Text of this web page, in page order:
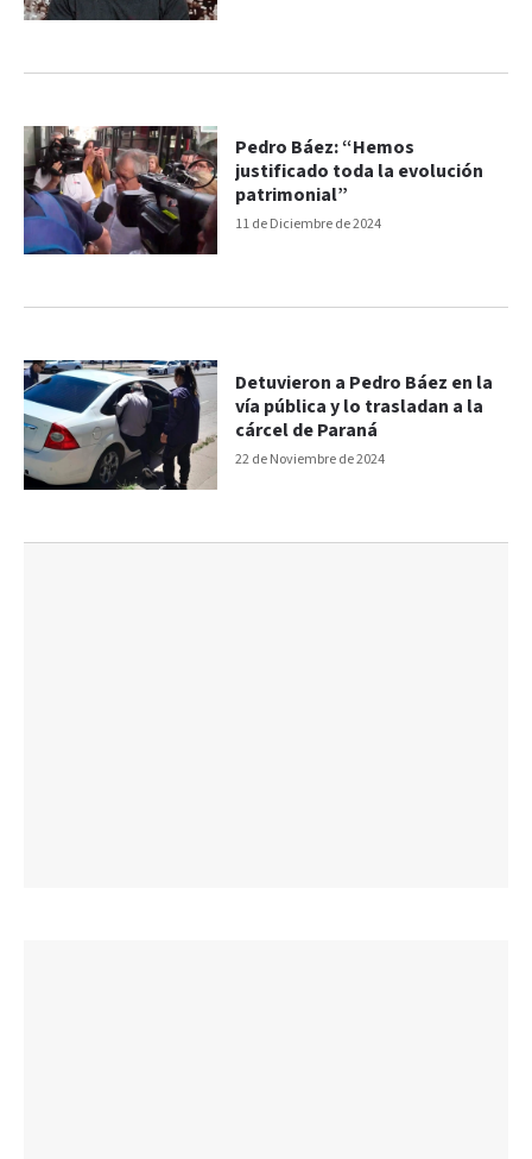
11 de Diciembre de 2024
Pedro Báez: “Hemos
justificado toda la evolución
patrimonial”
22 de Noviembre de 2024
Detuvieron a Pedro Báez en la
vía pública y lo trasladan a la
cárcel de Paraná